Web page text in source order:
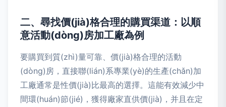
二、尋找價(jià)格合理的購買渠道：以順
意活動(dòng)房加工廠為例
要購買到質(zhì)量可靠、價(jià)格合理的活動
(dòng)房，直接聯(lián)系專業(yè)的生產(chǎn)加
工廠通常是性價(jià)比最高的選擇。這能有效減少中
間環(huán)節(jié)，獲得廠家直供價(jià)，并且在定